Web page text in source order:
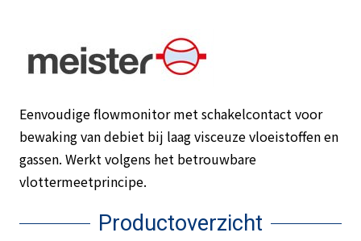
Eenvoudige flowmonitor met schakelcontact voor
bewaking van debiet bij laag visceuze vloeistoffen en
gassen. Werkt volgens het betrouwbare
vlottermeetprincipe.
Productoverzicht